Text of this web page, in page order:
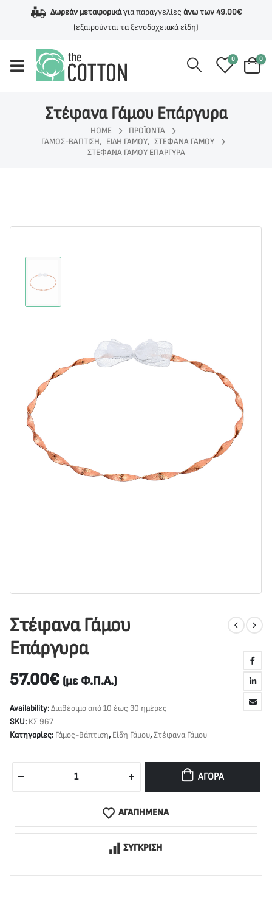
Δωρεάν μεταφορικάγια παραγγελίες άνω των 49.00€
(εξαιρούνται τα ξενοδοχειακά είδη)
0 0
Στέφανα Γάμου Επάργυρα
HOME
ΠΡΟΪΌΝΤΑ
ΓΆΜΟΣ-ΒΆΠΤΙΣΗ, ΕΊΔΗ ΓΆΜΟΥ, ΣΤΈΦΑΝΑ ΓΆΜΟΥ
ΣΤΈΦΑΝΑ ΓΆΜΟΥ ΕΠΆΡΓΥΡΑ
Στέφανα Γάμου
Επάργυρα
57.00€ (με Φ.Π.Α.)
Availability:Διαθέσιμο από 10 έως 30 ημέρες
SKU: ΚΣ 967
Κατηγορίες: Γάμος-Βάπτιση, Είδη Γάμου,Στέφανα Γάμου
ΑΓΟΡΆ
ΑΓΑΠΗΜΕΝΑ
ΣΥΓΚΡΙΣΗ